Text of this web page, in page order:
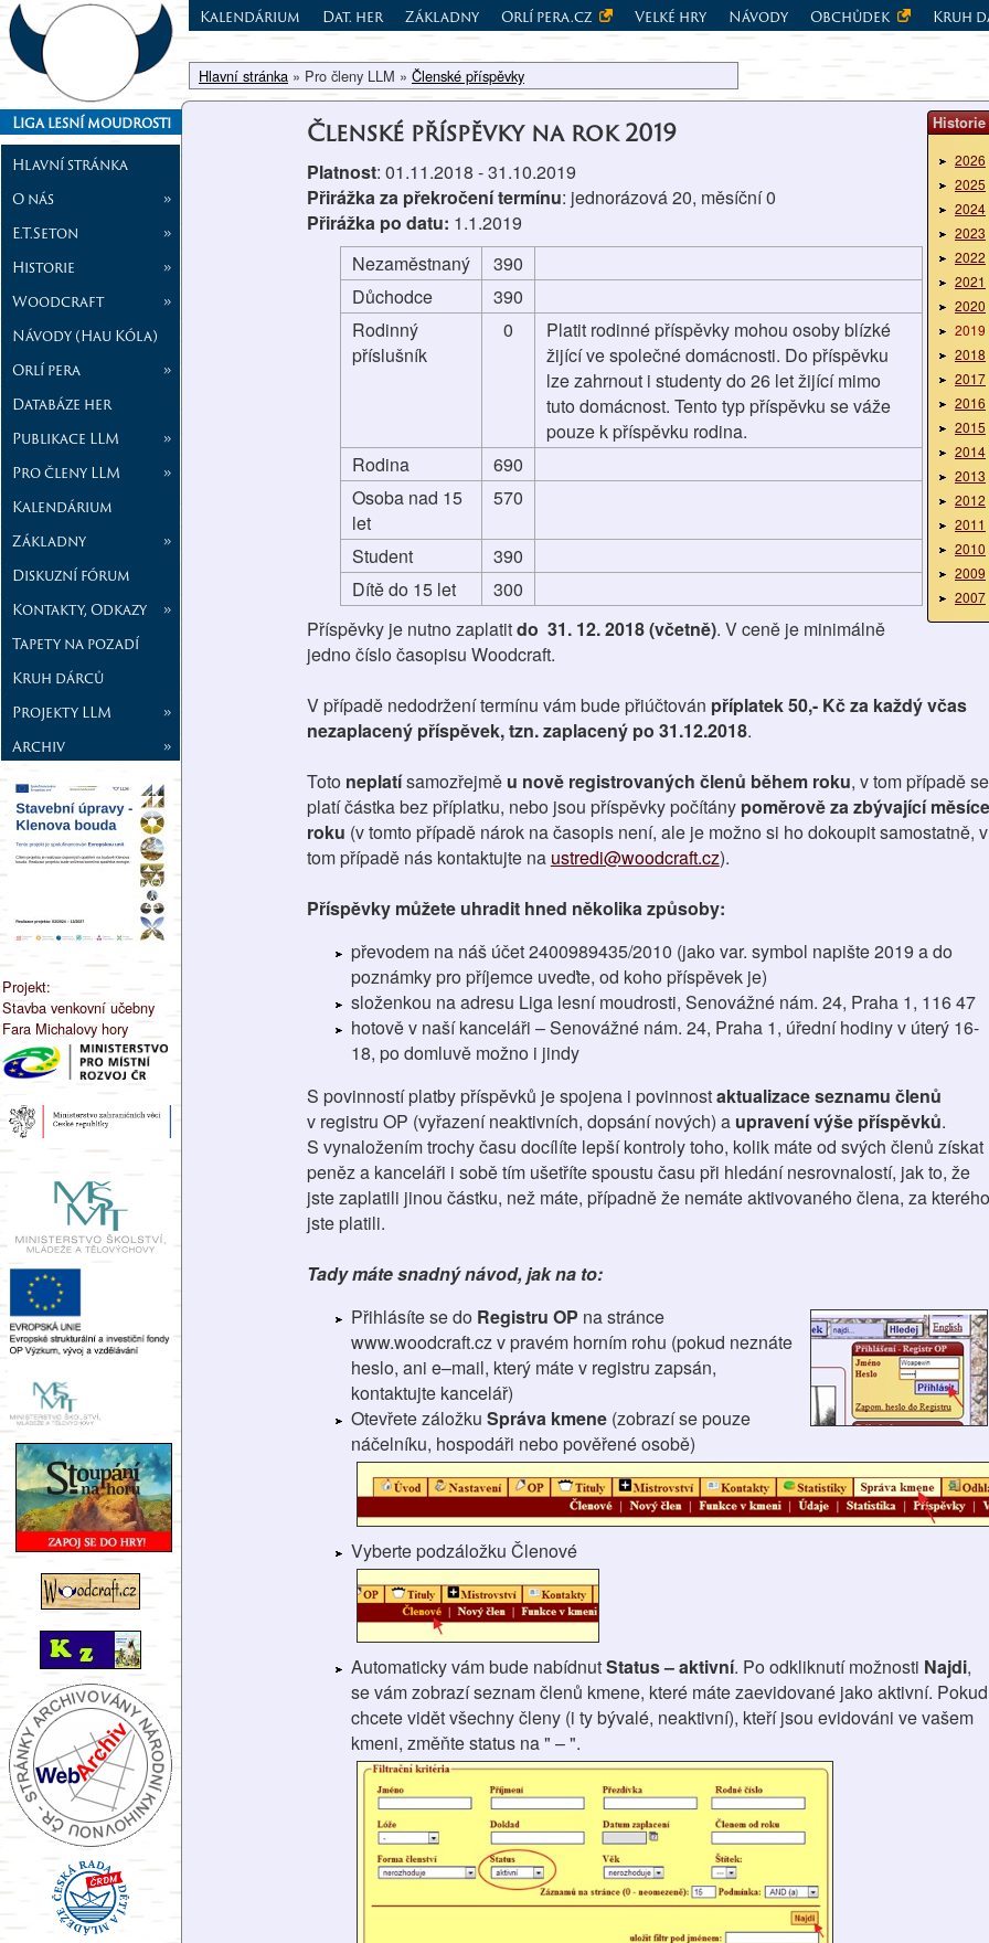
Liga lesní moudrosti
Hlavní stránka
O nás
»
E.T.Seton
»
Historie
»
Woodcraft
»
Návody (Hau Kóla)
Orlí pera
»
Databáze her
Publikace LLM
»
Pro členy LLM
»
Kalendárium
Základny
»
Diskuzní fórum
Kontakty, Odkazy
»
Tapety na pozadí
Kruh dárců
Projekty LLM
»
Archiv
»
Projekt:
Stavba venkovní učebny
Fara Michalovy hory
Kalendárium Dat. her Základny Orlí pera.cz Velké hry Návody Obchůdek Kruh
Hlavní stránka » Pro členy LLM » Členské příspěvky
Historie
2026
2025
2024
2023
2022
2021
2020
2019
2018
2017
2016
2015
2014
2013
2012
2011
2010
2009
2007
Členské příspěvky na rok 2019
Platnost: 01.11.2018 - 31.10.2019
Přirážka za překročení termínu: jednorázová 20, měsíční 0
Přirážka po datu: 1.1.2019
Nezaměstnaný
390
Důchodce
390
Rodinný
příslušník
0
Platit rodinné příspěvky mohou osoby blízké
žijící ve společné domácnosti. Do příspěvku
lze zahrnout i studenty do 26 let žijící mimo
tuto domácnost. Tento typ příspěvku se váže
pouze k příspěvku rodina.
Rodina
690
Osoba nad 15
let
570
Student
390
Dítě do 15 let
300
Příspěvky je nutno zaplatitdo 31. 12. 2018 (včetně). V ceně je minimálně
jedno číslo časopisu Woodcraft.
V případě nedodržení termínu vám bude přiúčtován příplatek 50,- Kč za každý včas
nezaplacený příspěvek, tzn. zaplacený po 31.12.2018.
Toto neplatísamozřejměu nově registrovaných členů během roku, v tom případě se
platí částka bez příplatku, nebo jsou příspěvky počítánypoměrově za zbývající měsíce
roku (v tomto případě nárok na časopis není, ale je možno si ho dokoupit samostatně, v
tom případě nás kontaktujte na ustredi@woodcraft.cz).
Příspěvky můžete uhradit hned několika způsoby:
převodem na náš účet 2400989435/2010 (jako var. symbol napište 2019 a do
poznámky pro příjemce uveďte, od koho příspěvek je)
složenkou na adresu Liga lesní moudrosti, Senovážné nám. 24, Praha 1, 116 47
hotově v naší kanceláři – Senovážné nám. 24, Praha 1, úřední hodiny v úterý 16-
18, po domluvě možno i jindy
S povinností platby příspěvků je spojena i povinnostaktualizace seznamu členů
v registru OP (vyřazení neaktivních, dopsání nových) a upravení výše příspěvků.
S vynaložením trochy času docílíte lepší kontroly toho, kolik máte od svých členů získat
peněz a kanceláři i sobě tím ušetříte spoustu času při hledání nesrovnalostí, jak to, že
jste zaplatili jinou částku, než máte, případně že nemáte aktivovaného člena, za kterého
jste platili.
Tady máte snadný návod, jak na to:
Přihlásíte se do Registru OP na stránce
www.woodcraft.cz v pravém horním rohu (pokud neznáte
heslo, ani e–mail, který máte v registru zapsán,
kontaktujte kancelář)
Otevřete záložku Správa kmene(zobrazí se pouze
náčelníku, hospodáři nebo pověřené osobě)
Vyberte podzáložku Členové
Automaticky vám bude nabídnutStatus – aktivní. Po odkliknutí možnosti Najdi,
se vám zobrazí seznam členů kmene, které máte zaevidované jako aktivní. Pokud
chcete vidět všechny členy (i ty bývalé, neaktivní), kteří jsou evidováni ve vašem
kmeni, změňte status na " – ".